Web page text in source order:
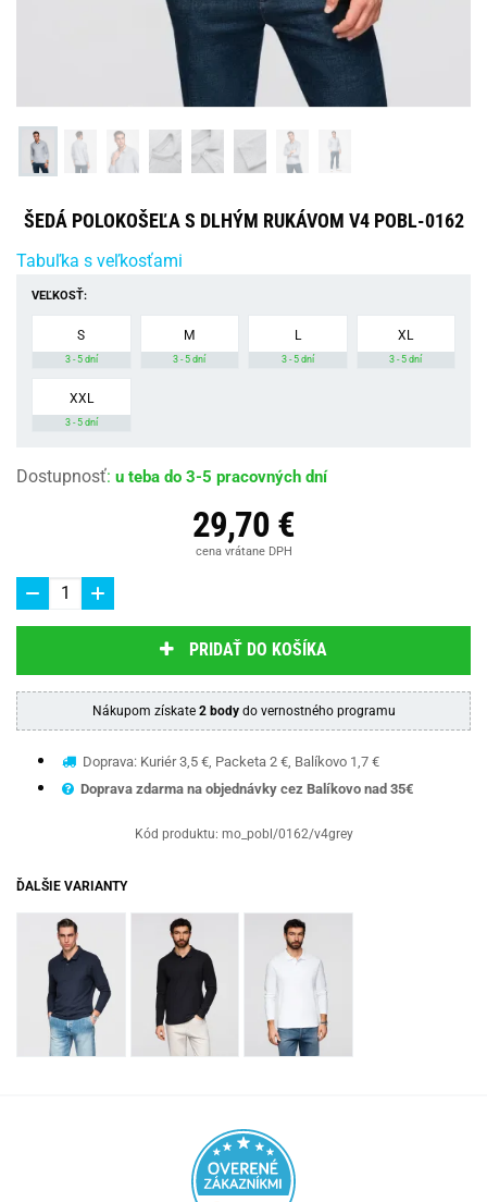
ŠEDÁ POLOKOŠEĽA S DLHÝM RUKÁVOM V4 POBL-0162
Tabuľka s veľkosťami
VEĽKOSŤ:
S
3 - 5 dní
M
3 - 5 dní
L
3 - 5 dní
XL
3 - 5 dní
XXL
3 - 5 dní
Dostupnosť: u teba do 3-5 pracovných dní
29,70 €
cena vrátane DPH
PRIDAŤ DO KOŠÍKA
Nákupom získate 2 bodydo vernostného programu
Doprava: Kuriér 3,5 €, Packeta 2 €, Balíkovo 1,7 €
Doprava zdarma na objednávky cez Balíkovo nad 35€
Kód produktu: mo_pobl/0162/v4grey
ĎALŠIE VARIANTY